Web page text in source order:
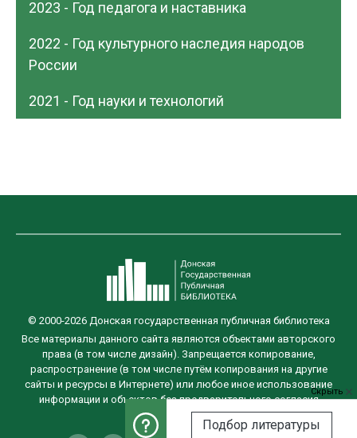
2023 - Год педагога и наставника
2022 - Год культурного наследия народов
России
2021 - Год науки и технологий
Скрыть
Подбор литературы
© 2000-2026 Донская государственная публичная библиотека
Все материалы данного сайта являются объектами авторского
права (в том числе дизайн). Запрещается копирование,
распространение (в том числе путём копирования на другие
сайты и ресурсы в Интернете) или любое иное использование
информации и объектов без предварительного согласия
правообладателя.